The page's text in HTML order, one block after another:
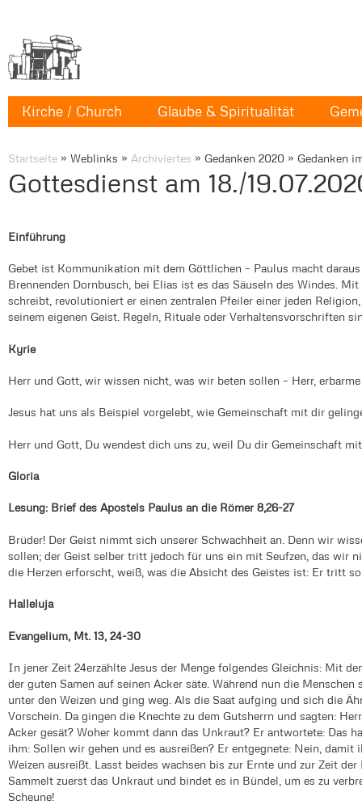
Kirche / Church Glaube & Spiritualität
Startseite » Weblinks » Archiviertes » Gedanken 2020 » Gedanken
Gottesdienst am 18./
Einführung
Gebet ist Kommunikation mit dem Göttlichen – Paulus macht
Brennenden Dornbusch, bei Elias ist es das Säuseln des Windes.
schreibt, revolutioniert er einen zentralen Pfeiler einer jeden
seinem eigenen Geist. Regeln, Rituale oder Verhaltensvorschriften
Kyrie
Herr und Gott, wir wissen nicht, was wir beten sollen – Herr,
Jesus hat uns als Beispiel vorgelebt, wie Gemeinschaft mit dir
Herr und Gott, Du wendest dich uns zu, weil Du dir Gemeinschaft
Gloria
Lesung: Brief des Apostels Paulus an die Römer 8,26-27
Brüder! Der Geist nimmt sich unserer Schwachheit an. Denn wir
sollen; der Geist selber tritt jedoch für uns ein mit Seufzen, das wir
die Herzen erforscht, weiß, was die Absicht des Geistes ist: Er tritt
Halleluja
Evangelium, Mt. 13, 24-30
In jener Zeit 24erzählte Jesus der Menge folgendes Gleichnis: Mit
der guten Samen auf seinen Acker säte. Während nun die
unter den Weizen und ging weg. Als die Saat aufging und sich die
Vorschein. Da gingen die Knechte zu dem Gutsherrn und sagten:
Acker gesät? Woher kommt dann das Unkraut? Er antwortete: Das
ihm: Sollen wir gehen und es ausreißen? Er entgegnete: Nein,
Weizen ausreißt. Lasst beides wachsen bis zur Ernte und zur Zeit
Sammelt zuerst das Unkraut und bindet es in Bündel, um es zu
Scheune!